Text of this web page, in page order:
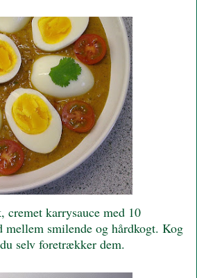
cremet karrysauce med 10
mellem smilende og hårdkogt. Kog
selv foretrækker dem.